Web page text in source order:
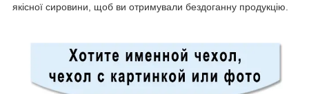
якісної сировини, щоб ви отримували бездоганну продукцію.